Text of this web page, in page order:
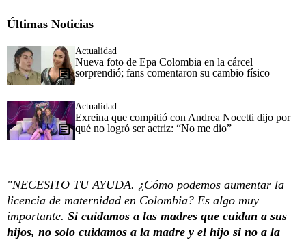
Últimas Noticias
Actualidad
Nueva foto de Epa Colombia en la cárcel
sorprendió; fans comentaron su cambio físico
Actualidad
Exreina que compitió con Andrea Nocetti dijo por
qué no logró ser actriz: “No me dio”
"NECESITO TU AYUDA. ¿Cómo podemos aumentar la
licencia de maternidad en Colombia? Es algo muy
importante. Si cuidamos a las madres que cuidan a sus
hijos, no solo cuidamos a la madre y el hijo si no a la